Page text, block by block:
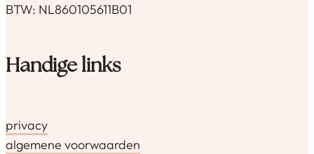
BTW: NL860105611B01
Handige links
privacy
algemene voorwaarden